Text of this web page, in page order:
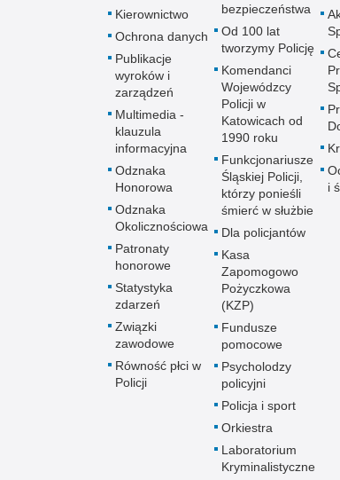
Kierownictwo
Ochrona danych
Publikacje
wyroków i
zarządzeń
Multimedia -
klauzula
informacyjna
Odznaka
Honorowa
Odznaka
Okolicznościowa
Patronaty
honorowe
Statystyka
zdarzeń
Związki
zawodowe
Równość płci w
Policji
bezpieczeństwa
Od 100 lat
tworzymy Policję
Komendanci
Wojewódzcy
Policji w
Katowicach od
1990 roku
Funkcjonariusze
Śląskiej Policji,
którzy ponieśli
śmierć w służbie
Dla policjantów
Kasa
Zapomogowo
Pożyczkowa
(KZP)
Fundusze
pomocowe
Psycholodzy
policyjni
Policja i sport
Orkiestra
Laboratorium
Kryminalistyczne
i